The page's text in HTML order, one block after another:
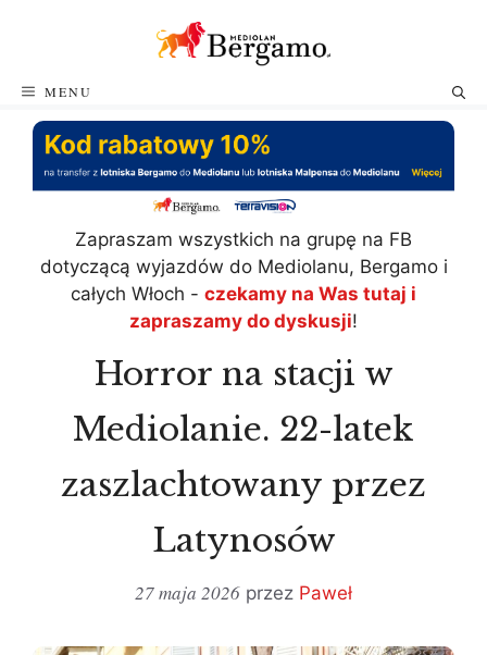
MENU
Zapraszam wszystkich na grupę na FB
dotyczącą wyjazdów do Mediolanu, Bergamo i
całych Włoch - czekamy na Was tutaj i
zapraszamy do dyskusji!
Horror na stacji w
Mediolanie. 22-latek
zaszlachtowany przez
Latynosów
27 maja 2026 przez Paweł